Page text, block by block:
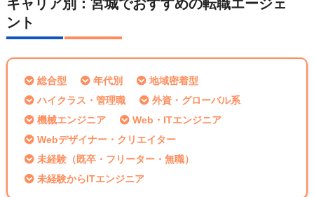
キャリア別：宮城でおすすめの転職エージェ
ント
総合型 年代別
地域密着型
ハイクラス・管理職
外資・グローバル系
機械エンジニア
Web・ITエンジニア
Webデザイナー・クリエイター
未経験（既卒・フリーター・無職）
未経験からITエンジニア